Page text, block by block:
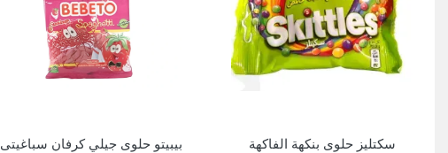
سكتليز حلوى بنكهة الفاكهة
بيبيتو حلوى جيلي كرفان سباغيتى